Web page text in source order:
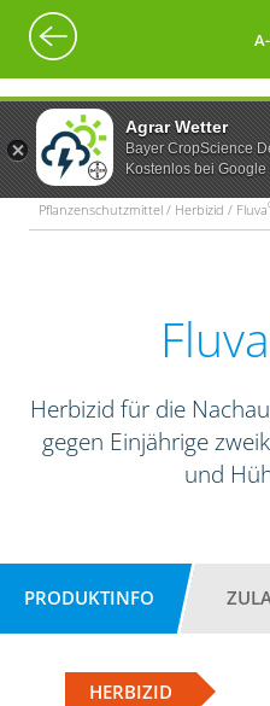
Agrar Wetter
Bayer CropScience
Kostenlos bei Google
Pflanzenschutzmittel / Herbizid / Fluva
Fluva
Herbizid für die
gegen Einjährige
und
PRODUKTINFO
HERBIZID